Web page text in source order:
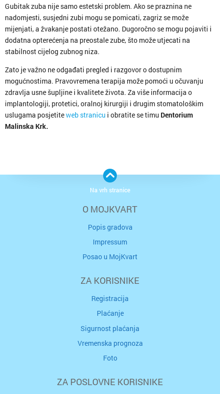
Gubitak zuba nije samo estetski problem. Ako se praznina ne
nadomjesti, susjedni zubi mogu se pomicati, zagriz se može
mijenjati, a žvakanje postati otežano. Dugoročno se mogu pojaviti i
dodatna opterećenja na preostale zube, što može utjecati na
stabilnost cijelog zubnog niza.
Zato je važno ne odgađati pregled i razgovor o dostupnim
mogućnostima. Pravovremena terapija može pomoći u očuvanju
zdravlja usne šupljine i kvalitete života. Za više informacija o
implantologiji, protetici, oralnoj kirurgiji i drugim stomatološkim
uslugama posjetiteweb stranicu i obratite se timu Dentorium
Malinska Krk.
O MOJKVART
Popis gradova
Impressum
Posao u MojKvart
ZA KORISNIKE
Registracija
Plaćanje
Sigurnost plaćanja
Vremenska prognoza
Foto
ZA POSLOVNE KORISNIKE
Na vrh stranice